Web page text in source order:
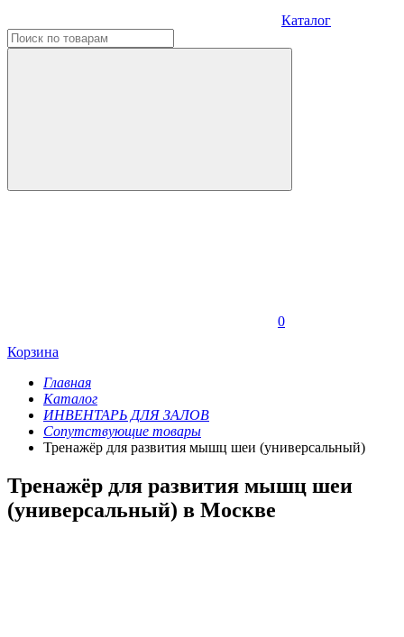
Каталог
0
Корзина
Главная
Каталог
ИНВЕНТАРЬ ДЛЯ ЗАЛОВ
Сопутствующие товары
Тренажёр для развития мышц шеи (универсальный)
Тренажёр для развития мышц шеи
(универсальный) в Москве